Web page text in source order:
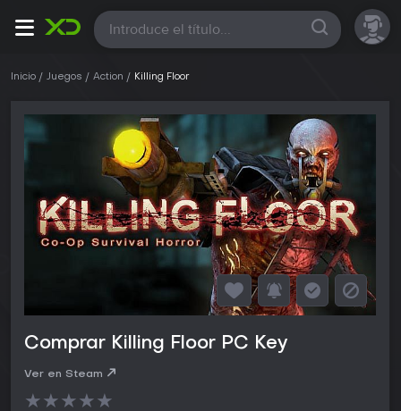
Todas
Inicio Juegos Action Killing Floor
Comprar Killing Floor PC Key
Ver en Steam
★★★★★